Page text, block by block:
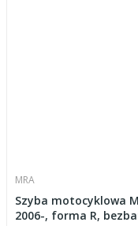
MRA
Szyba motocyklowa
2006-, forma R,